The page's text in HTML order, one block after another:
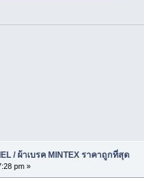
/ ผ้าเบรค MINTEX ราคาถูกที่สุด
pm »